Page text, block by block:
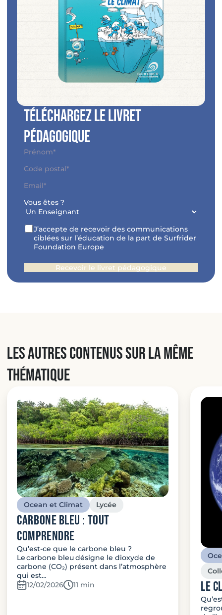
Téléchargez le livret
pédagogique
Nom*
Adresse*
postal
E-
Vous êtes ?
RGPDJ’accepte de recevoir des communications
ciblées sur l’éducation de la part de Surfrider
Foundation Europe
Les autres contenus sur la même
thématique
Ocean et Climat Lycée
carbone bleu : Tout
comprendre
Qu’est-ce que le carbone bleu ?
Le carbone bleu désigne le dioxyde de
carbone (CO₂) présent dans l’atmosphère
qui est…
12/02/2026
Temps de lecture:
11 min Le